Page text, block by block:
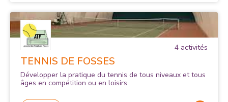
PASS SPORT ACCEPTES.
4 activités
TENNIS DE FOSSES
Développer la pratique du tennis de tous niveaux et tous
âges en compétition ou en loisirs.